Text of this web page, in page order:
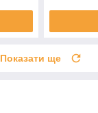
Показати ще